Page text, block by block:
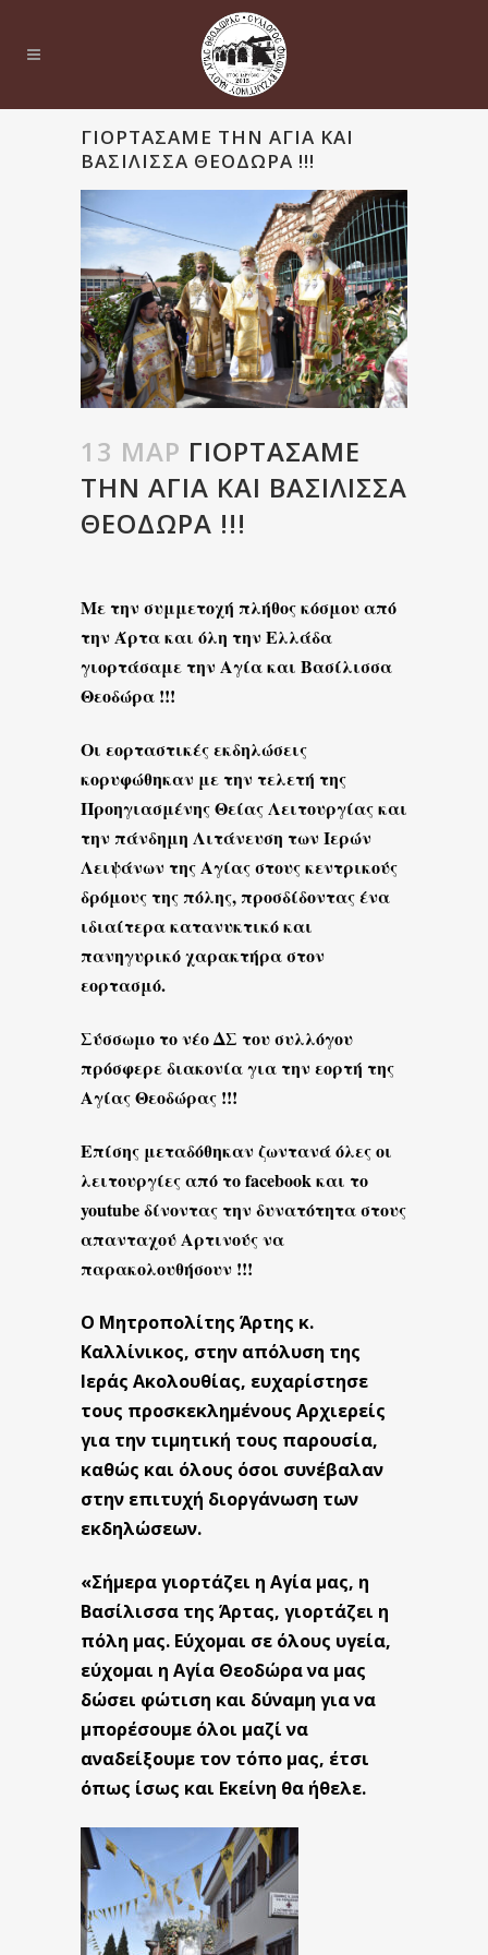
ΓΙΟΡΤΆΣΑΜΕ ΤΗΝ ΑΓΊΑ ΚΑΙ
ΒΑΣΊΛΙΣΣΑ ΘΕΟΔΏΡΑ !!!
13 ΜΑΡ ΓΙΟΡΤΆΣΑΜΕ
ΤΗΝ ΑΓΊΑ ΚΑΙ ΒΑΣΊΛΙΣΣΑ
ΘΕΟΔΏΡΑ !!!
Με την συμμετοχή πλήθος κόσμου από
την Άρτα και όλη την Ελλάδα
γιορτάσαμε την Αγία και Βασίλισσα
Θεοδώρα !!!
Οι εορταστικές εκδηλώσεις
κορυφώθηκαν με την τελετή της
Προηγιασμένης Θείας Λειτουργίας και
την πάνδημη Λιτάνευση των Ιερών
Λειψάνων της Αγίας στους κεντρικούς
δρόμους της πόλης, προσδίδοντας ένα
ιδιαίτερα κατανυκτικό και
πανηγυρικό χαρακτήρα στον
εορτασμό.
Σύσσωμο το νέο ΔΣ του συλλόγου
πρόσφερε διακονία για την εορτή της
Αγίας Θεοδώρας !!!
Επίσης μεταδόθηκαν ζωντανά όλες οι
λειτουργίες από τοfacebookκαι το
youtubeδίνοντας την δυνατότητα στους
απανταχού Αρτινούς να
παρακολουθήσουν !!!
Ο Μητροπολίτης Άρτης κ.
Καλλίνικος, στην απόλυση της
Ιεράς Ακολουθίας, ευχαρίστησε
τους προσκεκλημένους Αρχιερείς
για την τιμητική τους παρουσία,
καθώς και όλους όσοι συνέβαλαν
στην επιτυχή διοργάνωση των
εκδηλώσεων.
«Σήμερα γιορτάζει η Αγία μας, η
Βασίλισσα της Άρτας, γιορτάζει η
πόλη μας. Εύχομαι σε όλους υγεία,
εύχομαι η Αγία Θεοδώρα να μας
δώσει φώτιση και δύναμη για να
μπορέσουμε όλοι μαζί να
αναδείξουμε τον τόπο μας, έτσι
όπως ίσως και Εκείνη θα ήθελε.